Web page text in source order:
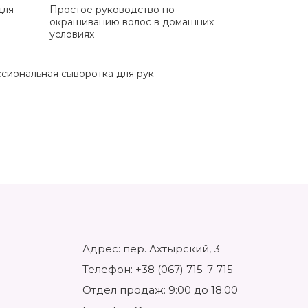
Простое руководство по
окрашиванию волос в домашних
условиях
сыворотка для рук
Адрес: пер. Ахтырский, 3
Телефон: +38 (067) 715-7-715
Отдел продаж: 9:00 до 18:00